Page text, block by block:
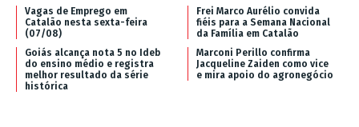
Vagas de Emprego em
Catalão nesta sexta-feira
(07/08)
Frei Marco Aurélio convida
fiéis para a Semana Nacional
da Família em Catalão
Goiás alcança nota 5 no Ideb
do ensino médio e registra
melhor resultado da série
histórica
Marconi Perillo confirma
Jacqueline Zaiden como vice
e mira apoio do agronegócio